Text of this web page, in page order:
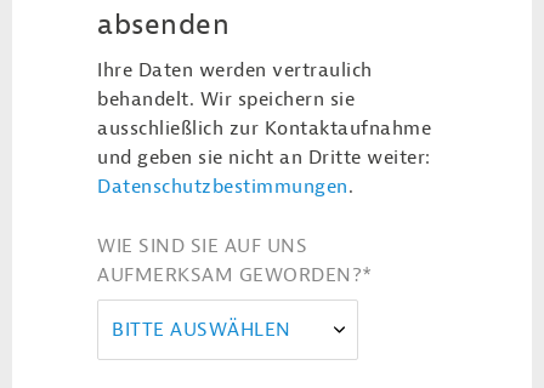
absenden
Ihre Daten werden vertraulich
behandelt. Wir speichern sie
ausschließlich zur Kontaktaufnahme
und geben sie nicht an Dritte weiter:
Datenschutzbestimmungen.
WIE SIND SIE AUF UNS
AUFMERKSAM GEWORDEN?*
BITTE AUSWÄHLEN